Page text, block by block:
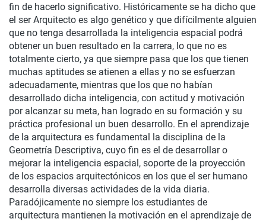
fin de hacerlo significativo. Históricamente se ha dicho que
el ser Arquitecto es algo genético y que difícilmente alguien
que no tenga desarrollada la inteligencia espacial podrá
obtener un buen resultado en la carrera, lo que no es
totalmente cierto, ya que siempre pasa que los que tienen
muchas aptitudes se atienen a ellas y no se esfuerzan
adecuadamente, mientras que los que no habían
desarrollado dicha inteligencia, con actitud y motivación
por alcanzar su meta, han logrado en su formación y su
práctica profesional un buen desarrollo. En el aprendizaje
de la arquitectura es fundamental la disciplina de la
Geometría Descriptiva, cuyo fin es el de desarrollar o
mejorar la inteligencia espacial, soporte de la proyección
de los espacios arquitectónicos en los que el ser humano
desarrolla diversas actividades de la vida diaria.
Paradójicamente no siempre los estudiantes de
arquitectura mantienen la motivación en el aprendizaje de